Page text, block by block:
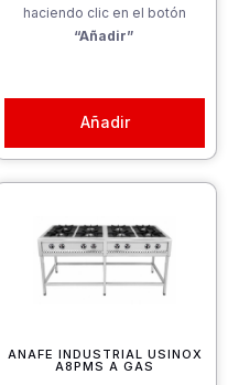
haciendo clic en el botón
“Añadir”
Añadir
ANAFE INDUSTRIAL USINOX
A8PMS A GAS